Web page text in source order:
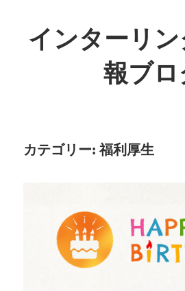
インターリ
報ブロ
カテゴリー:福利厚生